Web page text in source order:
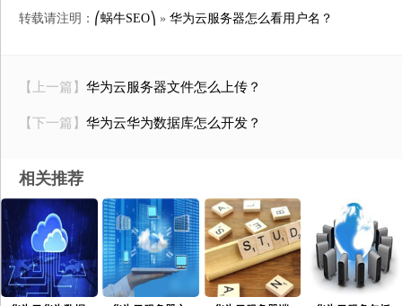
转载请注明： ⎛蜗牛SEO⎞ » 华为云服务器怎么看用户名？
【上一篇】 华为云服务器文件怎么上传？
【下一篇】 华为云华为数据库怎么开发？
相关推荐